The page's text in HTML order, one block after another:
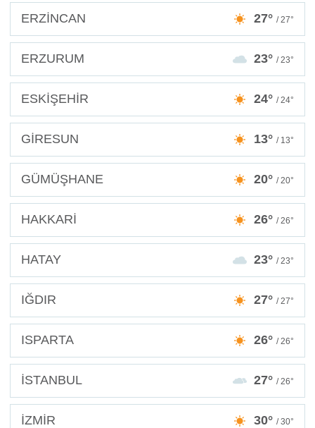
ERZİNCAN 27° / 27°
ERZURUM 23° / 23°
ESKİŞEHİR 24° / 24°
GİRESUN 13° / 13°
GÜMÜŞHANE 20° / 20°
HAKKARİ 26° / 26°
HATAY 23° / 23°
IĞDIR 27° / 27°
ISPARTA 26° / 26°
İSTANBUL 27° / 26°
İZMİR 30° / 30°